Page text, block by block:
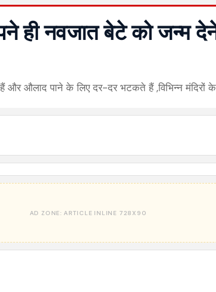
ही नवजात बेटे को जन्म
औलाद पाने के लिए दर-दर भटकते हैं ,विभिन्न मंदिरों